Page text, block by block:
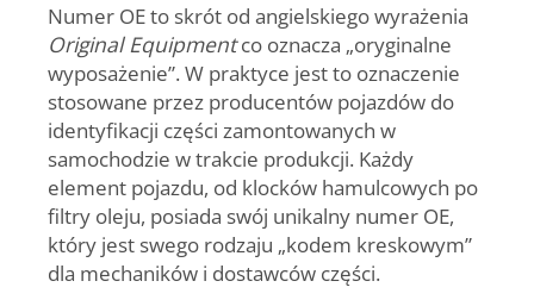
Numer OEto skrót od angielskiego wyrażenia
Original Equipmentco oznacza „oryginalne
wyposażenie”. W praktyce jest to oznaczenie
stosowane przez producentów pojazdów do
identyfikacji części zamontowanych w
samochodzie w trakcie produkcji. Każdy
element pojazdu, od klocków hamulcowych po
filtry oleju, posiada swój unikalny numer OE,
który jest swego rodzaju „kodem kreskowym”
dla mechaników i dostawców części.